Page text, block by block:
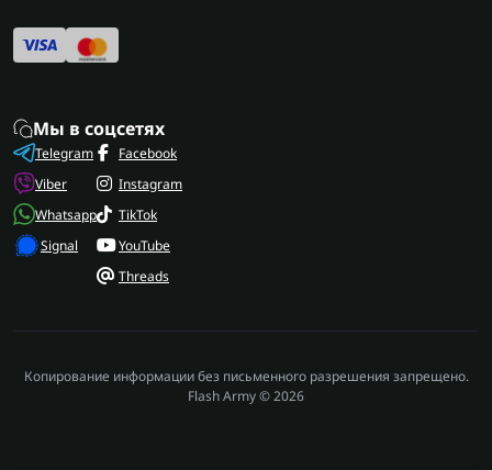
Мы в соцсетях
Telegram
Viber
Whatsapp
Signal
Facebook
Instagram
TikTok
YouTube
Threads
Копирование информации без письменного разрешения запрещено.
Flash Army © 2026